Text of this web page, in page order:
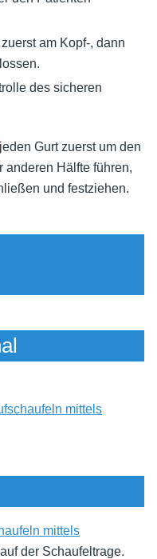
am Kopf-, dann
des sicheren
Gurt zuerst um den
anderen Hälfte führen,
und festziehen.
mittels
mittels
der Schaufeltrage.